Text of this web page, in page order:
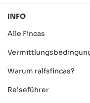
INFO
Alle Fincas
Warum ralfsfincas?
Reiseführer